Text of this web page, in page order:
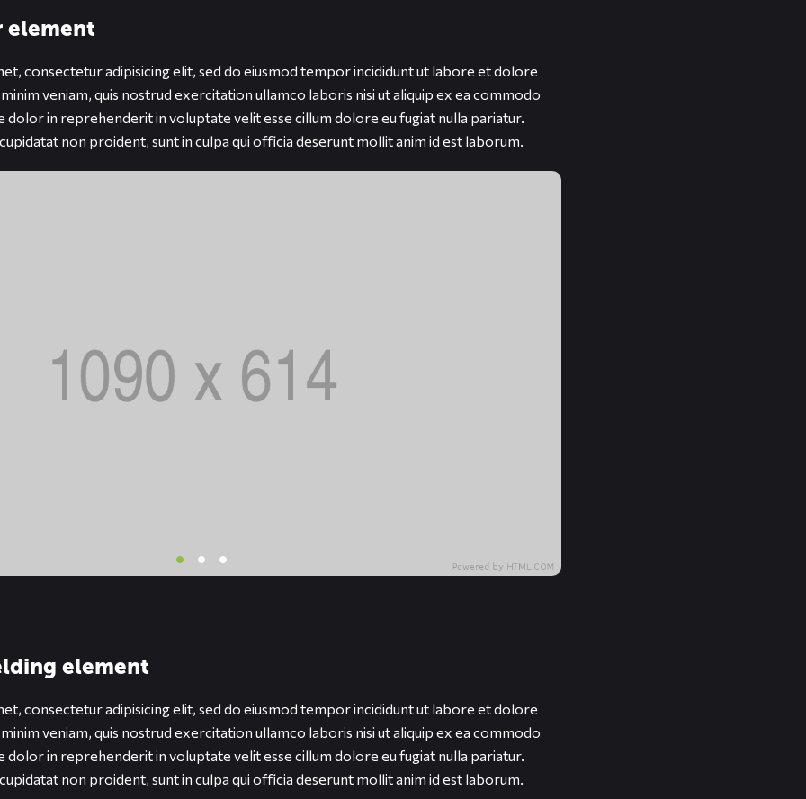
element
consectetur adipisicing elit, sed do eiusmod tempor incididunt ut labore et dolore
veniam, quis nostrud exercitation ullamco laboris nisi ut aliquip ex ea commodo
dolor in reprehenderit in voluptate velit esse cillum dolore eu fugiat nulla pariatur.
non proident, sunt in culpa qui officia deserunt mollit anim id est laborum.
element
consectetur adipisicing elit, sed do eiusmod tempor incididunt ut labore et dolore
veniam, quis nostrud exercitation ullamco laboris nisi ut aliquip ex ea commodo
dolor in reprehenderit in voluptate velit esse cillum dolore eu fugiat nulla pariatur.
non proident, sunt in culpa qui officia deserunt mollit anim id est laborum.